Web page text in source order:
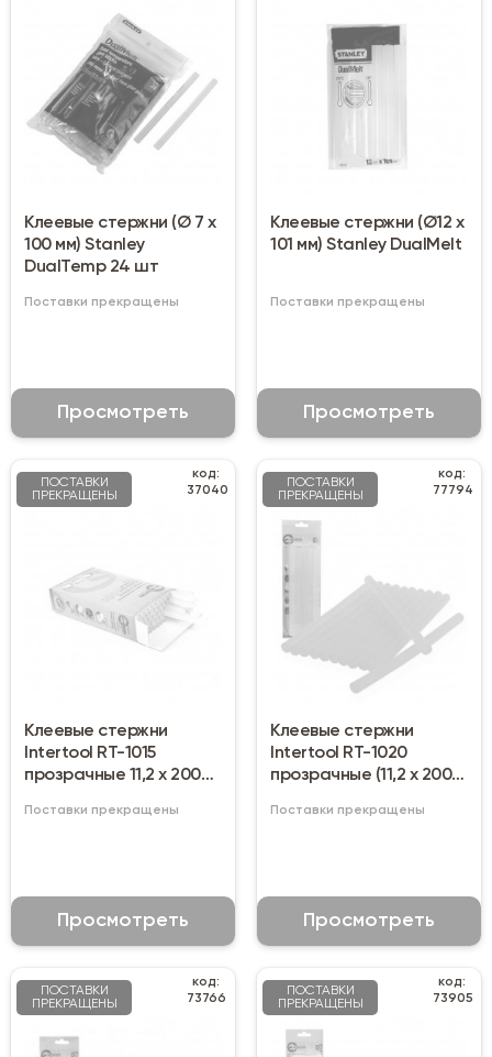
Клеевые стержни (Ø 7 х
100 мм) Stanley
DualTemp 24 шт
Поставки прекращены
Просмотреть
Клеевые стержни (Ø12 х
101 мм) Stanley DualMelt
Поставки прекращены
Просмотреть
ПОСТАВКИ
ПРЕКРАЩЕНЫ
код:
37040
Клеевые стержни
Intertool RT-1015
прозрачные 11,2 х 200
Поставки прекращены
Просмотреть
ПОСТАВКИ
ПРЕКРАЩЕНЫ
код:
77794
Клеевые стержни
Intertool RT-1020
прозрачные (11,2 х 200
Поставки прекращены
Просмотреть
ПОСТАВКИ
ПРЕКРАЩЕНЫ
код:
73766
ПОСТАВКИ
ПРЕКРАЩЕНЫ
код:
73905